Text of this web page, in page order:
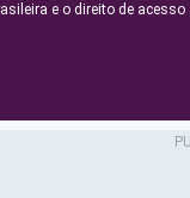
e o direito de